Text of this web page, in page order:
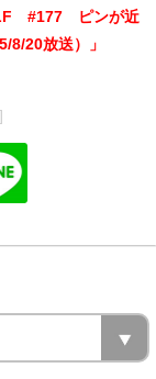
#177 ピンが近
8/20放送）」